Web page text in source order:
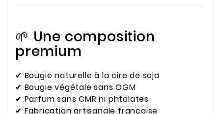
🌱 Une composition
premium
✔ Bougie naturelle à la cire de soja
✔ Bougie végétale sans OGM
✔ Parfum sans CMR ni phtalates
✔ Fabrication artisanale française